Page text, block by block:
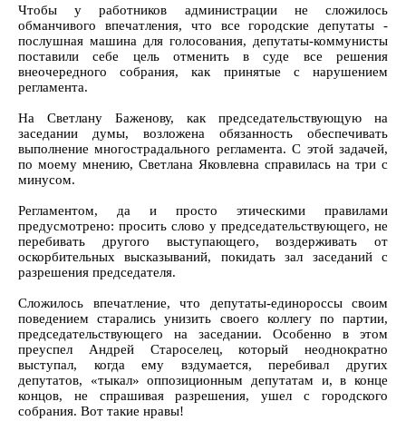
Чтобы у работников администрации не сложилось
обманчивого впечатления, что все городские депутаты -
послушная машина для голосования, депутаты-коммунисты
поставили себе цель отменить в суде все решения
внеочередного собрания, как принятые с нарушением
регламента.
На Светлану Баженову, как председательствующую на
заседании думы, возложена обязанность обеспечивать
выполнение многострадального регламента. С этой задачей,
по моему мнению, Светлана Яковлевна справилась на три с
минусом.
Регламентом, да и просто этическими правилами
предусмотрено: просить слово у председательствующего, не
перебивать другого выступающего, воздерживать от
оскорбительных высказываний, покидать зал заседаний с
разрешения председателя.
Сложилось впечатление, что депутаты-единороссы своим
поведением старались унизить своего коллегу по партии,
председательствующего на заседании. Особенно в этом
преуспел Андрей Староселец, который неоднократно
выступал, когда ему вздумается, перебивал других
депутатов, «тыкал» оппозиционным депутатам и, в конце
концов, не спрашивая разрешения, ушел с городского
собрания. Вот такие нравы!